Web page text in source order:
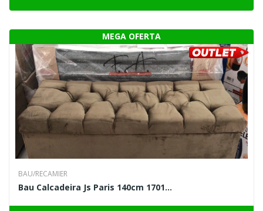
BAU/RECAMIER
Bau Calcadeira Js Paris 140cm 1701...